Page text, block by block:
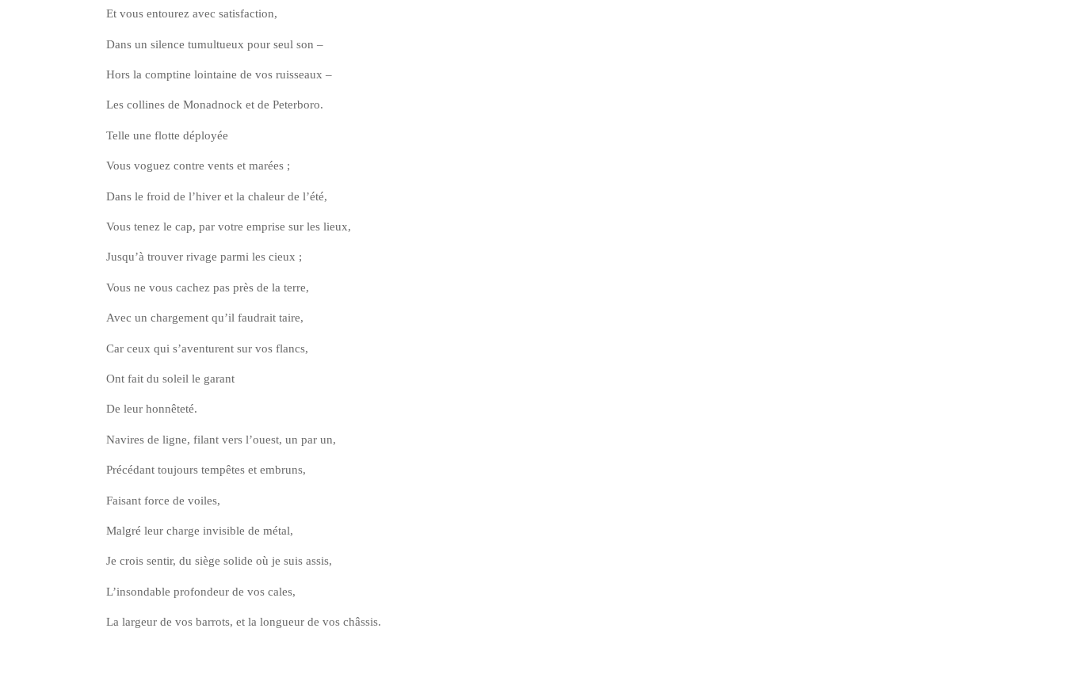
Et vous entou­rez avec satisfaction,
Dans un silence tumul­tueux pour seul son –
Hors la comp­tine loin­taine de vos ruisseaux –
Les col­lines de Monad­nock et de Peterboro.
Telle une flotte déployée
Vous voguez contre vents et marées ;
Dans le froid de l’hi­ver et la cha­leur de l’été,
Vous tenez le cap, par votre emprise sur les lieux,
Jus­qu’à trou­ver rivage par­mi les cieux ;
Vous ne vous cachez pas près de la terre,
Avec un char­ge­ment qu’il fau­drait taire,
Car ceux qui s’a­ven­turent sur vos flancs,
Ont fait du soleil le garant
De leur honnêteté.
Navires de ligne, filant vers l’ouest, un par un,
Pré­cé­dant tou­jours tem­pêtes et embruns,
Fai­sant force de voiles,
Mal­gré leur charge invi­sible de métal,
Je crois sen­tir, du siège solide où je suis assis,
L’in­son­dable pro­fon­deur de vos cales,
La lar­geur de vos bar­rots, et la lon­gueur de vos châssis.